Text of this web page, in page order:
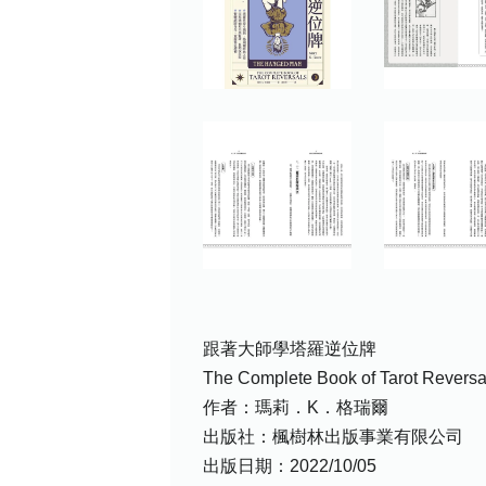
跟著大師學塔羅逆位牌
The Complete Book of Tarot
作者：瑪莉．K．格瑞爾
出版社：楓樹林出版事業有限公司
出版日期：2022/10/05